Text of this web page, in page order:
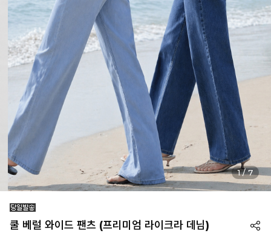
1 / 7
쿨 베럴 와이드 팬츠 (프리미엄 라이크라 데님)